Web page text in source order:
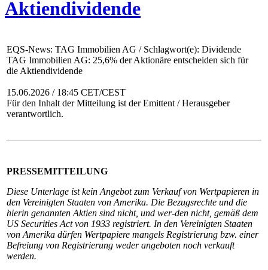
Aktiendividende
EQS-News: TAG Immobilien AG / Schlagwort(e): Dividende
TAG Immobilien AG: 25,6% der Aktionäre entscheiden sich für
die Aktiendividende
15.06.2026 / 18:45 CET/CEST
Für den Inhalt der Mitteilung ist der Emittent / Herausgeber
verantwortlich.
PRESSEMITTEILUNG
Diese Unterlage ist kein Angebot zum Verkauf von Wertpapieren in
den Vereinigten Staaten von Amerika. Die Bezugsrechte und die
hierin genannten Aktien sind nicht, und wer-den nicht, gemäß dem
US Securities Act von 1933 registriert. In den Vereinigten Staaten
von Amerika dürfen Wertpapiere mangels Registrierung bzw. einer
Befreiung von Registrierung weder angeboten noch verkauft
werden.